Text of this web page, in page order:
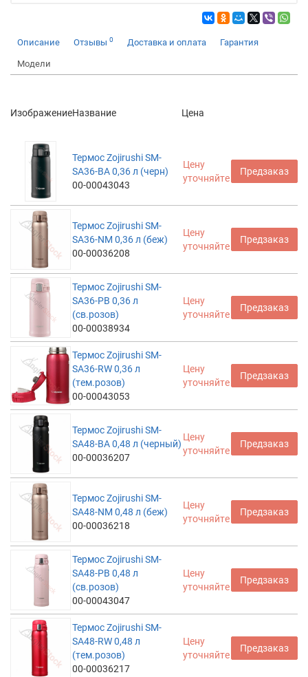
Описание Отзывы 0 Доставка и оплата Гарантия
Модели
ИзображениеНазвание Цена
Термос Zojirushi SM-
SA36-BA 0,36 л (черн)
00-00043043
Цену
уточняйте
Предзаказ
Термос Zojirushi SM-
SA36-NM 0,36 л (беж)
00-00036208
Цену
уточняйте
Предзаказ
Термос Zojirushi SM-
SA36-PB 0,36 л
(св.розов)
00-00038934
Цену
уточняйте
Предзаказ
Термос Zojirushi SM-
SA36-RW 0,36 л
(тем.розов)
00-00043053
Цену
уточняйте
Предзаказ
Термос Zojirushi SM-
SA48-BA 0,48 л (черный)
00-00036207
Цену
уточняйте
Предзаказ
Термос Zojirushi SM-
SA48-NM 0,48 л (беж)
00-00036218
Цену
уточняйте
Предзаказ
Термос Zojirushi SM-
SA48-PB 0,48 л
(св.розов)
00-00043047
Цену
уточняйте
Предзаказ
Термос Zojirushi SM-
SA48-RW 0,48 л
(тем.розов)
00-00036217
Цену
уточняйте
Предзаказ